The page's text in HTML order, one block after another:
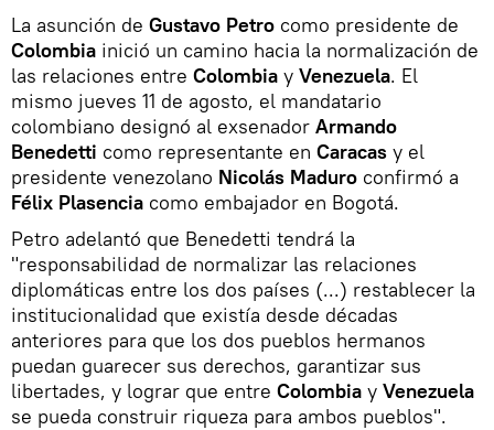
La asunción de Gustavo Petro como presidente de
Colombia inició un camino hacia la normalización de
las relaciones entre Colombia y Venezuela. El
mismo jueves 11 de agosto, el mandatario
colombiano designó al exsenador Armando
Benedetti como representante en Caracas y el
presidente venezolano Nicolás Maduro confirmó a
Félix Plasencia como embajador en Bogotá.
Petro adelantó que Benedetti tendrá la
"responsabilidad de normalizar las relaciones
diplomáticas entre los dos países (...) restablecer la
institucionalidad que existía desde décadas
anteriores para que los dos pueblos hermanos
puedan guarecer sus derechos, garantizar sus
libertades, y lograr que entre Colombia y Venezuela
se pueda construir riqueza para ambos pueblos".